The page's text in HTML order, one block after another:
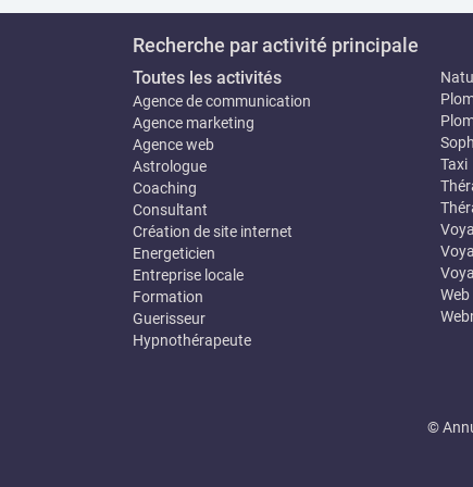
Recherche par activité principale
Toutes les activités
Agence de communication
Agence marketing
Agence web
Astrologue
Coaching
Consultant
Création de site internet
Energeticien
Entreprise locale
Formation
Guerisseur
Hypnothérapeute
Taxi
Web
©